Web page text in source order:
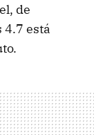
de
4.7 está